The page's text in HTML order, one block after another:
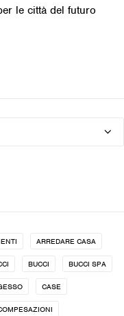
le città del futuro
ARREDARE CASA
BUCCI BUCCI SPA
CASE